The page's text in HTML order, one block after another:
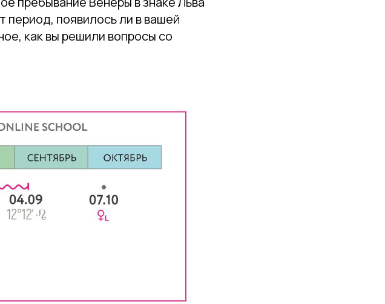
период, появилось ли в вашей
как вы решили вопросы со